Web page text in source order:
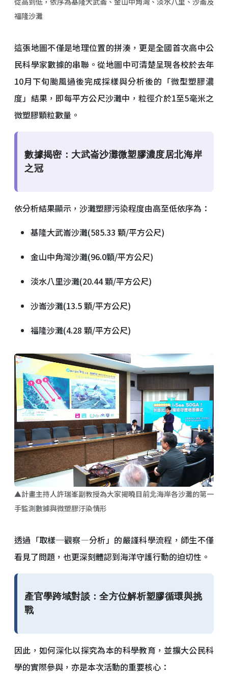
福隆沙灘
這張地圖不僅是地理位置的拼湊，更是全國首次高中公
民科學家數據的串聯。從地圖中可清楚呈現各校於去年
10月下旬颱風過後完成採樣與分析後的「微型塑膠濃
度」結果，即每平方公尺沙灘中，粒徑介於1至5毫米之
微塑膠顆粒數量。
數據揭密：大武崙沙灘微塑膠濃度居北海岸
之冠
依分析結果顯示，沙灘塑膠污染程度由高至低依序為：
基隆大武崙沙灘(585.33 顆/平方公尺)
金山中角灣沙灘(96.0顆/平方公尺)
淡水八里沙灘(20.44 顆/平方公尺)
沙崙沙灘(13.5 顆/平方公尺)
福隆沙灘(4.28 顆/平方公尺)
▲計畫主持人許瑞峯副教授為大家揭曉目前北海岸各沙灘的第一
手監測數據與微塑膠汙染情形
透過「取樣─觀察—分析」的嚴謹科學流程，師生不僅
看見了問題，也更深刻體認到海洋守護行動的迫切性。
產官學跨域對談：全方位解析塑膠循環與挑
戰
因此，如何深化以探究為本的科學教育，並擴大公民科
學的實際參與，亦是本次活動的重要核心：